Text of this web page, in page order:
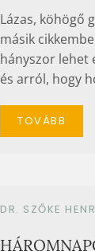
Lázas, köhögő
másik
hányszor lehet
és arról, hogy
TOVÁBB
DR. SZŐKE